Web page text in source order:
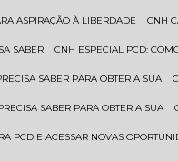
ASPIRAÇÃO À LIBERDADE CNH
SABER CNH ESPECIAL PCD:
SABER PARA OBTER A SUA
SABER PARA OBTER A SUA
PCD E ACESSAR NOVAS